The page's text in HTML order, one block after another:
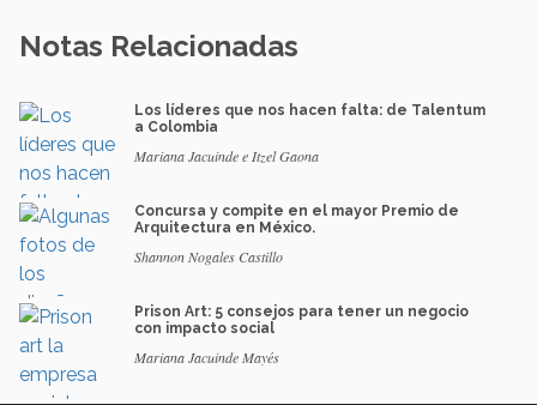
Notas Relacionadas
Los líderes que nos hacen falta: de Talentum
a Colombia
Mariana Jacuinde e Itzel Gaona
Concursa y compite en el mayor Premio de
Arquitectura en México.
Shannon Nogales Castillo
Prison Art: 5 consejos para tener un negocio
con impacto social
Mariana Jacuinde Mayés